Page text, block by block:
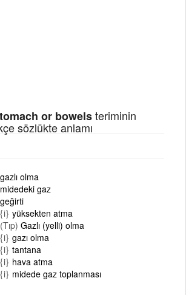
or bowelsteriminin
sözlükte anlamı
gazlı olma
midedeki gaz
geğirti
{i} yüksekten atma
(Tıp) Gazlı (yelli) olma
{i} gazı olma
{i} tantana
{i} hava atma
{i} midede gaz toplanması